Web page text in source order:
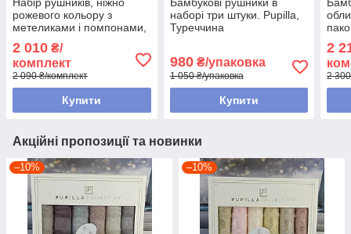
рожевого кольору з
метеликами і помпонами,
2 010 ₴/
комплект
2 090 ₴/комплект
Купити
наборі три штуки. Pupilla,
Туреччина
980₴/упаковка
1 050 ₴/упаковка
Купити
2
2
Акційні пропозиції та новинки
–10% –10%